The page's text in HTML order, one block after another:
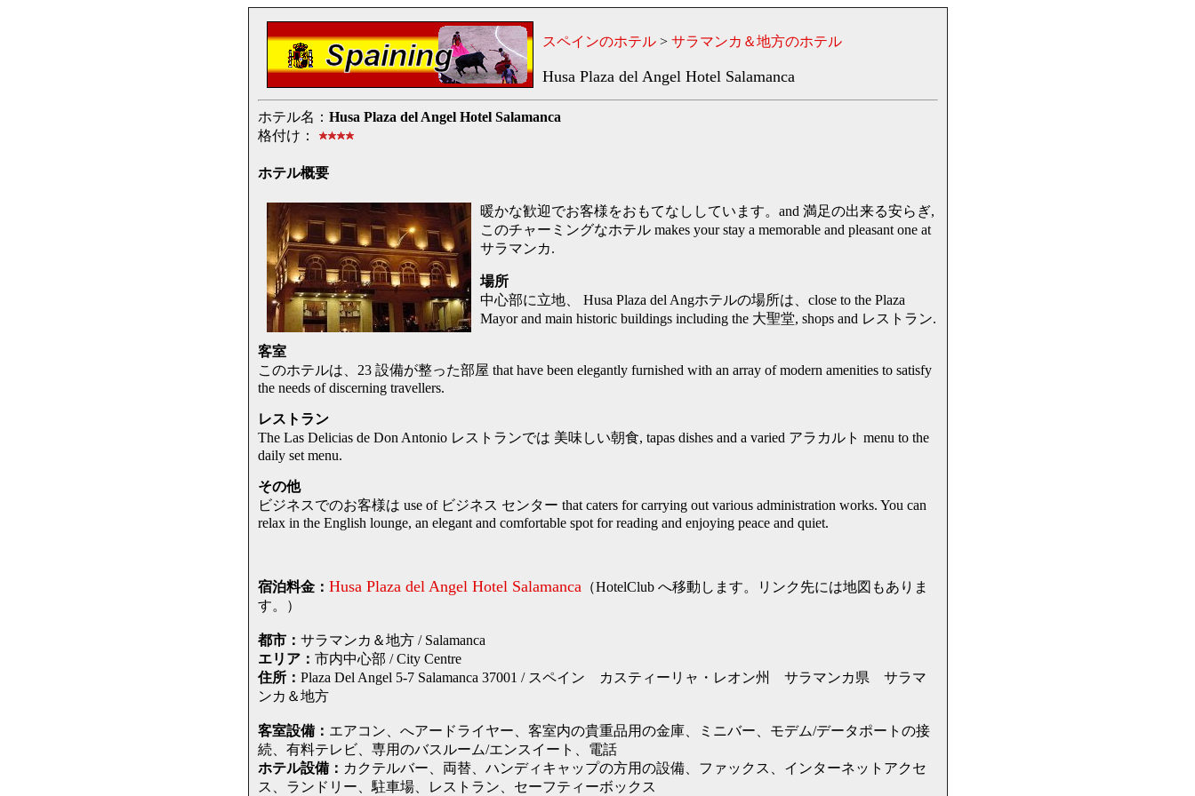
スペインのホテル> サラマンカ＆地方のホテル
Husa Plaza del Angel Hotel Salamanca
ホテル名： Husa Plaza del Angel Hotel Salamanca
格付け：
ホテル概要
暖かな歓迎でお客様をおもてなししています。and 満足の出来る安らぎ,
このチャーミングなホテル makes your stay a memorable and pleasant one at
サラマンカ.
場所
中心部に立地、 Husa Plaza del Angホテルの場所は、close to the Plaza
Mayor and main historic buildings including the 大聖堂, shops and レストラン.
客室
このホテルは、23 設備が整った部屋 that have been elegantly furnished with an array of modern amenities to satisfy
the needs of discerning travellers.
レストラン
The Las Delicias de Don Antonio レストランでは 美味しい朝食, tapas dishes and a varied アラカルト menu to the
daily set menu.
その他
ビジネスでのお客様は use of ビジネス センター that caters for carrying out various administration works. You can
relax in the English lounge, an elegant and comfortable spot for reading and enjoying peace and quiet.
宿泊料金： Husa Plaza del Angel Hotel Salamanca （HotelClub へ移動します。リンク先には地図もありま
す。）
都市： サラマンカ＆地方 / Salamanca
エリア： 市内中心部 / City Centre
住所： Plaza Del Angel 5-7 Salamanca 37001 / スペイン カスティーリャ・レオン州 サラマンカ県 サラマ
ンカ＆地方
客室設備： エアコン、へアードライヤー、客室内の貴重品用の金庫、ミニバー、モデム/データポートの接
続、有料テレビ、専用のバスルーム/エンスイート、電話
ホテル設備： カクテルバー、両替、ハンディキャップの方用の設備、ファックス、インターネットアクセ
ス、ランドリー、駐車場、レストラン、セーフティーボックス